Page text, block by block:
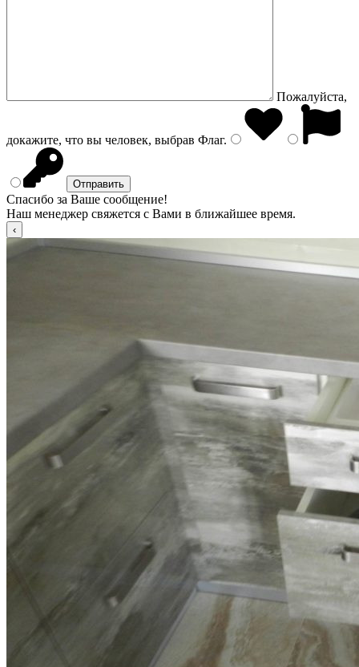
Пожалуйста,
докажите, что вы человек, выбрав Флаг.
Спасибо за Ваше сообщение!
Наш менеджер свяжется с Вами в ближайшее время.